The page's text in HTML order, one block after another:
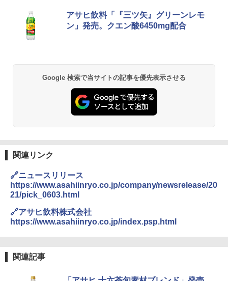
チキンラーメン どんぶり 85g×12個 日清
食品 インスタント カップ麺
【公式】ブタメン とんこつ味 35g×15個
| 業務用 夜食 カップラーメン ミニカップ
麺 小腹 インスタント アウトドアにも ロ
ーリングストック 大人買い おやつカン
パニー
3
￥3,248
[山善] スチームオーブンレンジ 25L 一人
暮らし 二人暮らし フラットテーブル ス
チーム調理 自動メニュー19種搭載 角皿
シャープ 過熱水蒸気 オーブンレンジ 26
L コンベクション 2段調理 ホワイト RE-
SS26B-W
ーム調理 フラットテーブル トースト機
￥26,130
4
0℃ 1段調理 フラットテーブル 電子レン
アサヒ飲料「『三ツ矢』グリーンレモ
ン」発売。クエン酸6450mg配合
Google 検索で当サイトの記事を優先表示させる
関連リンク
🔗ニュースリリース
https://www.asahiinryo.co.jp/company/newsrelease/20
21/pick_0603.html
🔗アサヒ飲料株式会社
https://www.asahiinryo.co.jp/index.psp.html
関連記事